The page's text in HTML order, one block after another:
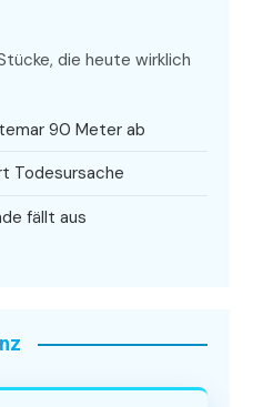
die heute wirklich
90 Meter ab
Todesursache
fällt aus